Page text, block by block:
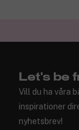
Let's be
Vill du ha våra
inspirationer
nyhetsbrev!